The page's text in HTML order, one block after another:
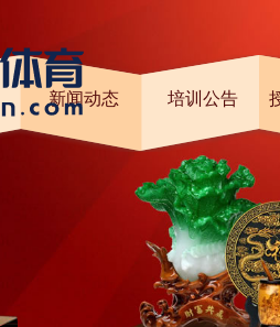
新闻动态 培训公告